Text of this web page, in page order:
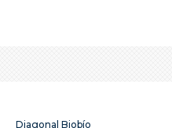
Diagonal Biobío